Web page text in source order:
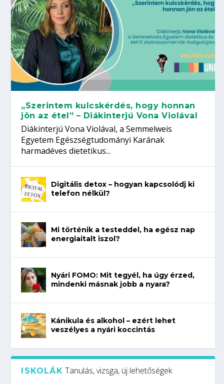
„Szerintem kulcskérdés, hogy honnan
jön az étel” – Diákinterjú Vona Violával
Diákinterjú Vona Violával, a Semmelweis
Egyetem Egészségtudományi Karának
harmadéves dietetikus...
Digitális detox – hogyan kapcsolódj ki
telefon nélkül?
Mi történik a testeddel, ha egész nap
energiaitalt iszol?
Nyári FOMO: Mit tegyél, ha úgy érzed,
mindenki másnak jobb a nyara?
Kánikula és alkohol – ezért lehet
veszélyes a nyári koccintás
ISKOLÁK Tanulás, vizsga, új lehetőségek